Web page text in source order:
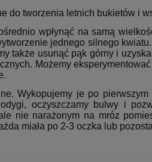
do tworzenia letnich bukietów i
wpłynąć na samą
jednego silnego
także usunąć pąk górny i
Możemy
Wykopujemy je po
oczyszczamy bulwy i
nie narażonym na mróz
miała po 2-3 oczka lub